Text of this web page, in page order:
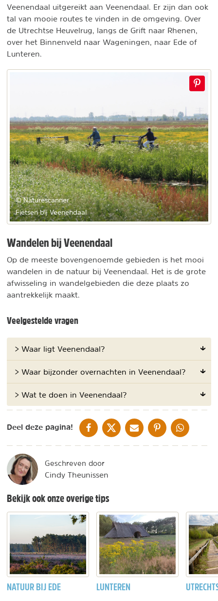
Veenendaal uitgereikt aan Veenendaal. Er zijn dan ook
tal van mooie routes te vinden in de omgeving. Over
de Utrechtse Heuvelrug, langs de Grift naar Rhenen,
over het Binnenveld naar Wageningen, naar Ede of
Lunteren.
© Naturescanner
Fietsen bij Veenendaal
Wandelen bij Veenendaal
Op de meeste bovengenoemde gebieden is het mooi
wandelen in de natuur bij Veenendaal. Het is de grote
afwisseling in wandelgebieden die deze plaats zo
aantrekkelijk maakt.
Veelgestelde vragen
> Waar ligt Veenendaal?
> Waar bijzonder overnachten in Veenendaal?
> Wat te doen in Veenendaal?
Deel deze pagina! DELEN OP FACEBOOK
DELEN OP XDELEN VIA DE MAIL
DELEN OP PINTEREST
DELEN OP
Geschreven door
Cindy Theunissen
Bekijk ook onze overige tips
NATUUR BIJ EDE LUNTEREN